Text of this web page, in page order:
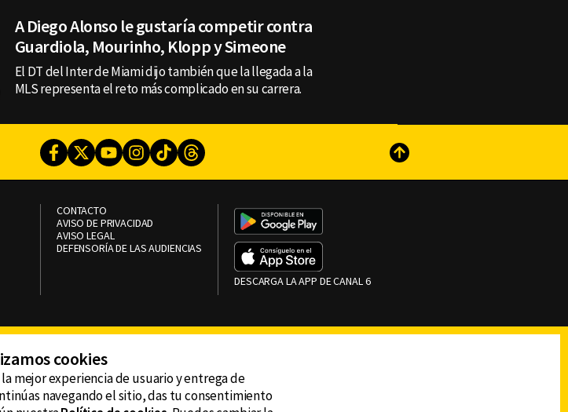
A Diego Alonso le gustaría competir contra
Guardiola, Mourinho, Klopp y Simeone
El DT del Inter de Miami dijo también que la llegada a la
MLS representa el reto más complicado en su carrera.
Facebook
TwitterYoutubeInstagram
TikTokThreads Subir
CONTACTO
AVISO DE PRIVACIDAD
AVISO LEGAL
DEFENSORÍA DE LAS AUDIENCIAS
DESCARGA LA APP DE CANAL 6
cookies
mejor experiencia de usuario y entrega de
navegando el sitio, das tu consentimiento